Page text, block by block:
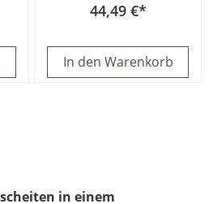
44,49 €
In den Warenkorb